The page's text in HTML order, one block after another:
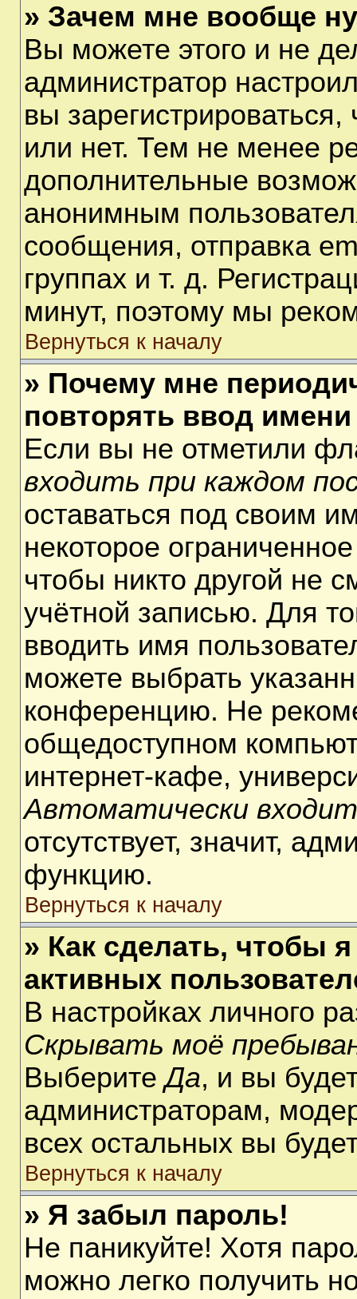
» Зачем мне вообще
Вы можете этого и не
администратор
вы
или нет. Тем не менее
дополнительные
анонимным
сообщения, отправка
группах и т. д.
минут, поэтому мы
Вернуться к началу
» Почему мне
повторять ввод
Если вы не отметили
входить при каждом
оставаться под своим
некоторое
чтобы никто другой не
учётной записью. Для
вводить имя
можете выбрать
конференцию. Не
общедоступном
интернет-кафе,
Автоматически
отсутствует, значит,
функцию.
Вернуться к началу
» Как сделать, чтобы
активных
В настройках личного
Скрывать моё
ВыберитеДа, и вы
администраторам,
всех остальных вы
Вернуться к началу
» Я забыл пароль!
Не паникуйте! Хотя
можно легко получить